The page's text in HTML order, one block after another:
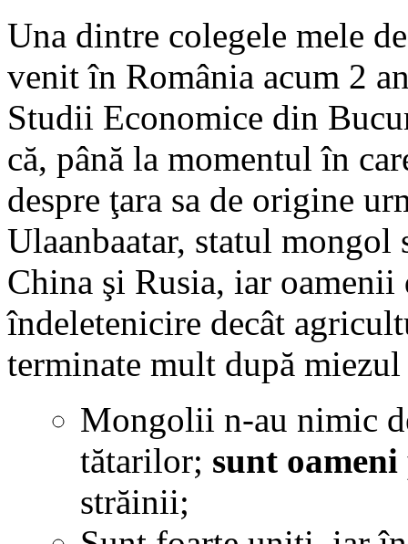
Una dintre colegele mele
venit în România acum 2
Studii Economice din
că, până la momentul în
despre ţara sa de origine
Ulaanbaatar, statul
China şi Rusia, iar oamenii
îndeletenicire decât
terminate mult după
Mongolii n-au nimic
tătarilor; sunt
străinii;